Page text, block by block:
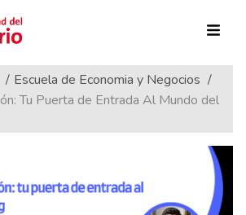
Escuela de Economia y Negocios
Tu Puerta de Entrada Al Mundo del